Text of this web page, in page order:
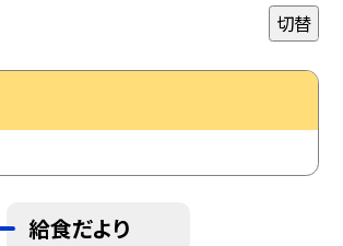
切替
給食だより